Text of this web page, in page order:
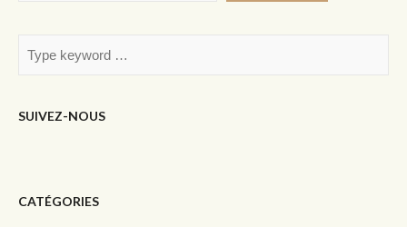
SUIVEZ-NOUS
CATÉGORIES